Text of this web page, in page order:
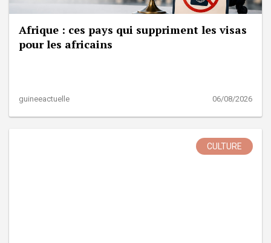
Afrique : ces pays qui suppriment les visas
pour les africains
guineeactuelle 06/08/2026
CULTURE